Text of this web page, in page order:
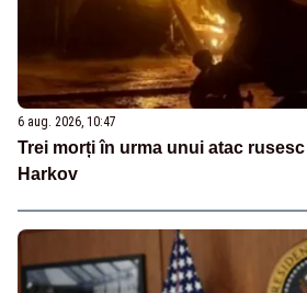
6 aug. 2026, 10:47
Trei morți în urma unui atac
Harkov